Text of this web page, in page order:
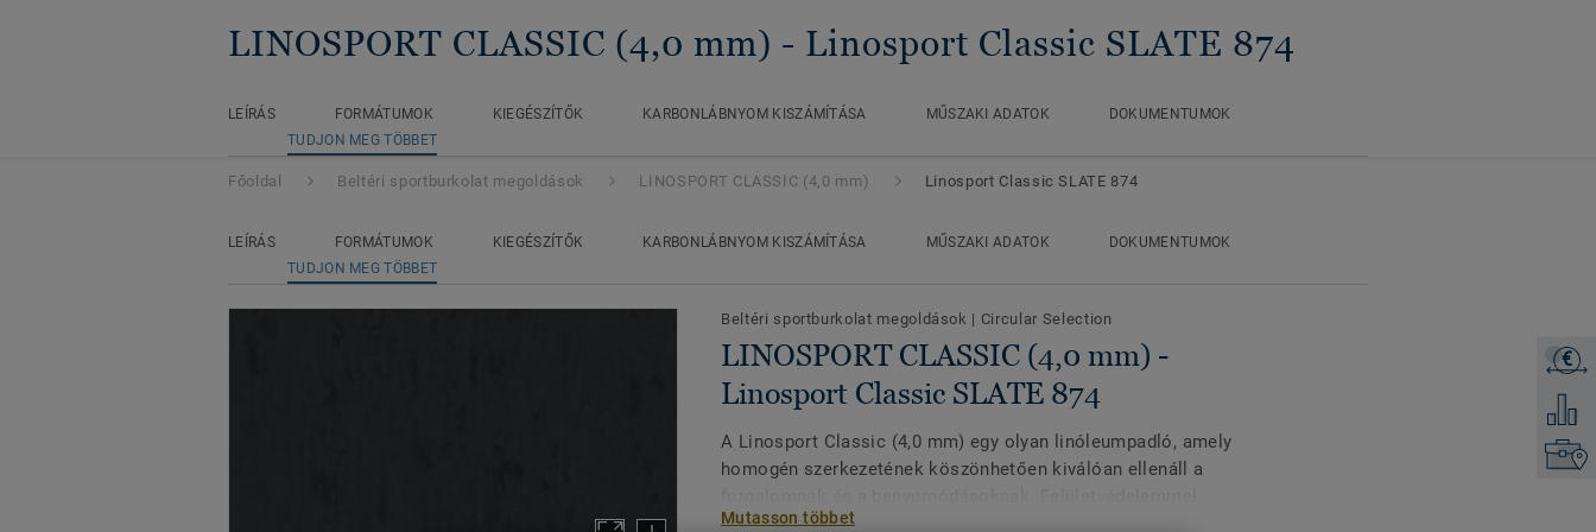
LINOSPORT CLASSIC (4,0 mm) - Linosport Classic SLATE 874
LEÍRÁS FORMÁTUMOK KIEGÉSZÍTŐK KARBONLÁBNYOM KISZÁMÍTÁSA MŰSZAKI ADATOK
DOKUMENTUMOK
TUDJON MEG TÖBBET
€
Főoldal Beltéri sportburkolat megoldások LINOSPORT CLASSIC (4,0 mm) Linosport Classic SLATE 874
LEÍRÁS FORMÁTUMOK KIEGÉSZÍTŐK KARBONLÁBNYOM KISZÁMÍTÁSA MŰSZAKI ADATOK
DOKUMENTUMOK
TUDJON MEG TÖBBET
Beltéri sportburkolat megoldások | Circular Selection
LINOSPORT CLASSIC (4,0 mm) -
Linosport Classic SLATE 874
A Linosport Classic (4,0 mm) egy olyan linóleumpadló, amely
homogén szerkezetének köszönhetően kiválóan ellenáll a
rendelkezik, hogy nagy tartósságot és költséghatékony
Mutasson többet